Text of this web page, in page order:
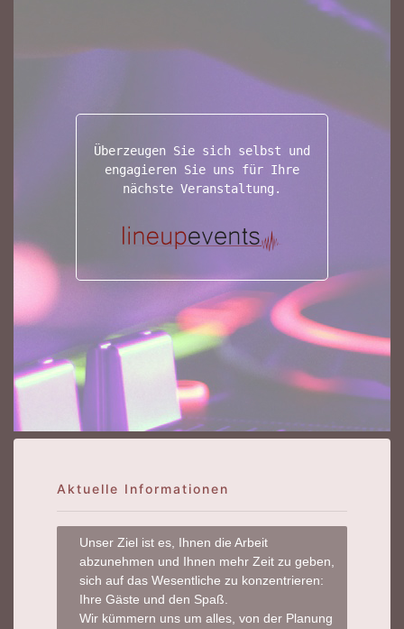
Überzeugen Sie sich selbst und
engagieren Sie uns für Ihre
nächste Veranstaltung.
Aktuelle Informationen
Unser Ziel ist es, Ihnen die Arbeit
abzunehmen und Ihnen mehr Zeit zu geben,
sich auf das Wesentliche zu konzentrieren:
Ihre Gäste und den Spaß.
Wir kümmern uns um alles, von der Planung